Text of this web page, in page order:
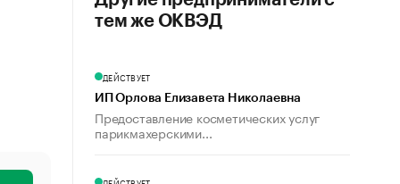
тем же ОКВЭД
ДЕЙСТВУЕТ
ИП Орлова Елизавета Николаевна
Предоставление косметических услуг
парикмахерскими...